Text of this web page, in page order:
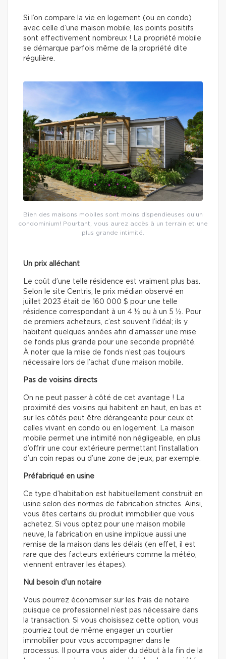
Si l’on compare la vie en logement (ou en condo)
avec celle d’une maison mobile, les points positifs
sont effectivement nombreux ! La propriété mobile
se démarque parfois même de la propriété dite
régulière.
Bien des maisons mobiles sont moins dispendieuses qu’un
condominium! Pourtant, vous aurez accès à un terrain et une
plus grande intimité.
Un prix alléchant
Le coût d’une telle résidence est vraiment plus bas.
Selon le site Centris, le prix médian observé en
juillet 2023 était de 160 000 $ pour une telle
résidence correspondant à un 4 ½ ou à un 5 ½. Pour
de premiers acheteurs, c’est souvent l’idéal; ils y
habitent quelques années afin d’amasser une mise
de fonds plus grande pour une seconde propriété.
À noter que la mise de fonds n’est pas toujours
nécessaire lors de l’achat d’une maison mobile.
Pas de voisins directs
On ne peut passer à côté de cet avantage ! La
proximité des voisins qui habitent en haut, en bas et
sur les côtés peut être dérangeante pour ceux et
celles vivant en condo ou en logement. La maison
mobile permet une intimité non négligeable, en plus
d’offrir une cour extérieure permettant l’installation
d’un coin repas ou d’une zone de jeux, par exemple.
Préfabriqué en usine
Ce type d’habitation est habituellement construit en
usine selon des normes de fabrication strictes. Ainsi,
vous êtes certains du produit immobilier que vous
achetez. Si vous optez pour une maison mobile
neuve, la fabrication en usine implique aussi une
remise de la maison dans les délais (en effet, il est
rare que des facteurs extérieurs comme la météo,
viennent entraver les étapes).
Nul besoin d’un notaire
Vous pourrez économiser sur les frais de notaire
puisque ce professionnel n’est pas nécessaire dans
la transaction. Si vous choisissez cette option, vous
pourriez tout de même engager un courtier
immobilier pour vous accompagner dans le
processus. Il pourra vous aider du début à la fin de la